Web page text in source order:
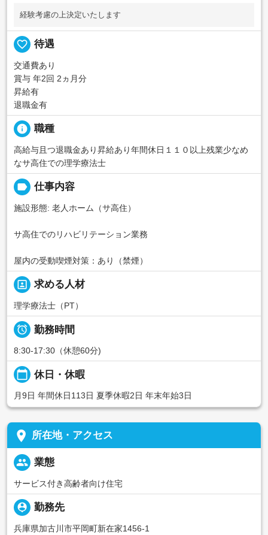
経験考慮の上決定いたします
favorite_border 待遇
交通費あり
賞与 年2回 2ヵ月分
昇給有
退職金有
info 職種
高給与且つ退職金あり昇給あり年間休日１１０以上残業少なめ
なサ高住での理学療法士
label 仕事内容
施設形態: 老人ホーム（サ高住）
サ高住でのリハビリテーション業務
屋内の受動喫煙対策：あり（禁煙）
portrait 求める人材
理学療法士（PT）
 勤務時間
8:30-17:30（休憩60分)
calendar_today 休日・休暇
月9日 年間休日113日 夏季休暇2日 年末年始3日
place 所在地・アクセス
people 業態
サービス付き高齢者向け住宅
person_pin 勤務先
兵庫県加古川市平岡町新在家1456-1